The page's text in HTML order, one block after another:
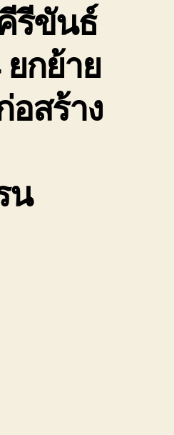
ของ
เทปูน
สุง
รีขันธ์
กย้าย
สร้าง
น